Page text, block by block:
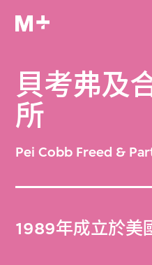
貝考弗及
所
Pei Cobb Freed &
1989年成立於美